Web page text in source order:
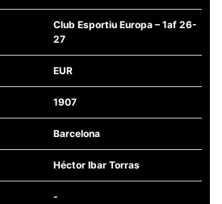
Club Esportiu Europa – 1af 26-
27
EUR
1907
Barcelona
Héctor Ibar Torras
-
estructura.
Alguns
components
tècnics del
emmagatzemen
dades en el seu